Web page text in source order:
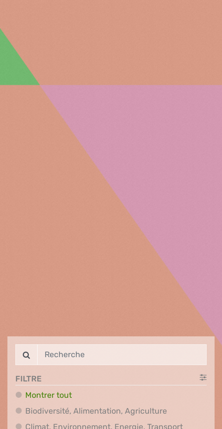
FILTRE
Montrer tout
Biodiversité, Alimentation, AgricultureBiodiversité,
Climat, Environnement, Energie, TransportClimat,